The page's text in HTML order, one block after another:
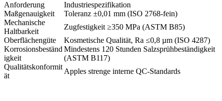
Anforderung
Industriespezifikation
Maßgenauigkeit
Toleranz ±0,01 mm (ISO 2768-fein)
Mechanische
Haltbarkeit
Zugfestigkeit ≥350 MPa (ASTM B85)
Oberflächengüte
Kosmetische Qualität, Ra ≤0,8 µm (ISO 4287)
Korrosionsbeständ
igkeit
Mindestens 120 Stunden Salzsprühbeständigkeit
(ASTM B117)
Qualitätskonformit
ät
Apples strenge interne QC-Standards